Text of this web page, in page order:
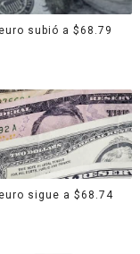
subió a $68.79
sigue a $68.74